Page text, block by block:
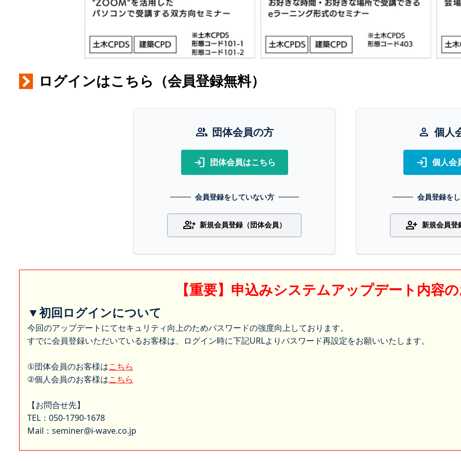
ログインはこちら（会員登録無料）
group 団体会員の方
login 団体会員はこちら
会員登録をしていない方
group_add 新規会員登録（団体会員）
person 個人
login 個人会
会員登録を
person_add 新規会員登
【重要】申込みシステムアップデート内容
▼初回ログインについて
今回のアップデートにてセキュリティ向上のためパスワードの強度向上しております。
すでに会員登録いただいているお客様は、ログイン時に下記URLよりパスワード再設定をお願いいたします。
①団体会員のお客様はこちら
②個人会員のお客様はこちら
【お問合せ先】
TEL：050-1790-1678
Mail：seminer@i-wave.co.jp